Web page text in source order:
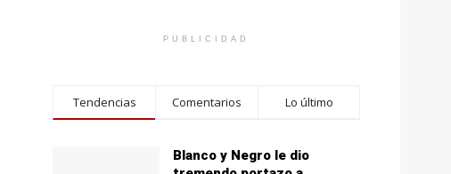
PUBLICIDAD
Tendencias Comentarios Lo último
Blanco y Negro le dio